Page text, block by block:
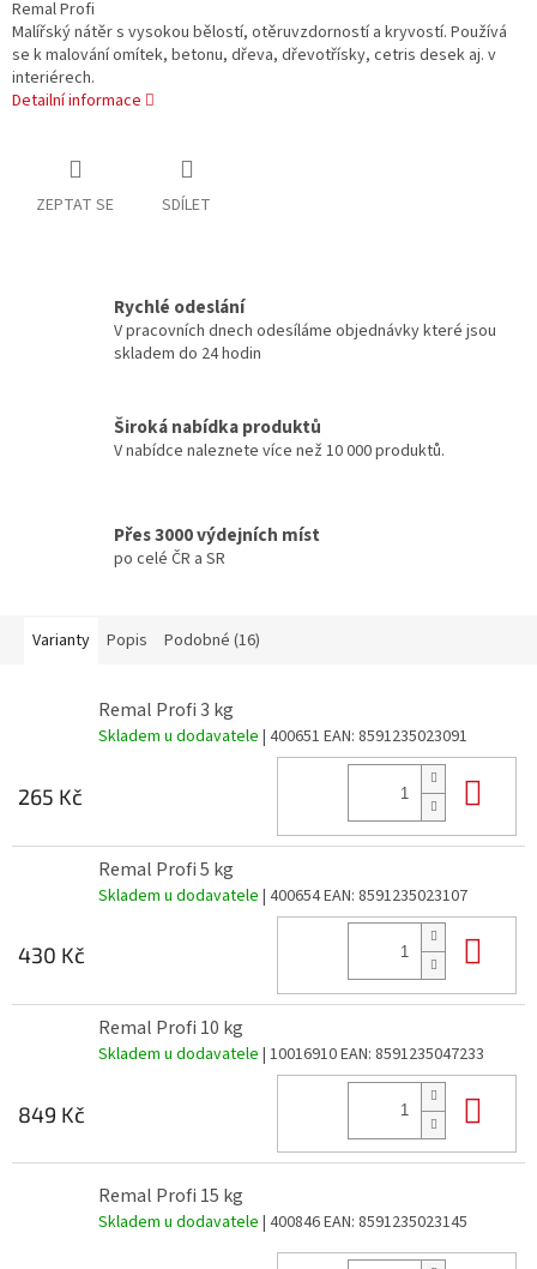
Remal Profi
Malířský nátěr s vysokou bělostí, otěruvzdorností a kryvostí. Používá
se k malování omítek, betonu, dřeva, dřevotřísky, cetris desek aj. v
interiérech.
Detailní informace
ZEPTAT SE SDÍLET
Rychlé odeslání
V pracovních dnech odesíláme objednávky které jsou
skladem do 24 hodin
Široká nabídka produktů
V nabídce naleznete více než 10 000 produktů.
Přes 3000 výdejních míst
po celé ČR a SR
Varianty Popis Podobné (16)
Remal Profi 3 kg
Skladem u dodavatele | 400651 EAN: 8591235023091
265 Kč
Remal Profi 5 kg
Skladem u dodavatele | 400654EAN: 8591235023107
430 Kč
Remal Profi 10 kg
Skladem u dodavatele | 10016910EAN: 8591235047233
849 Kč
Remal Profi 15 kg
Skladem u dodavatele | 400846EAN: 8591235023145